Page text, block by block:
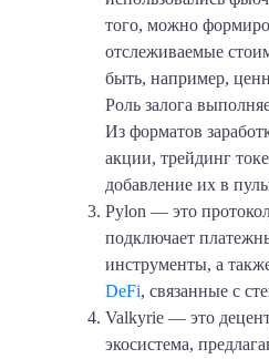
того, можно
отслеживаемые
быть, например,
Роль залога
Из форматов
акции, трейдинг
добавление их в
Pylon — это
подключает
инструменты, а
DeFi, связанные с
Valkyrie — это
экосистема,